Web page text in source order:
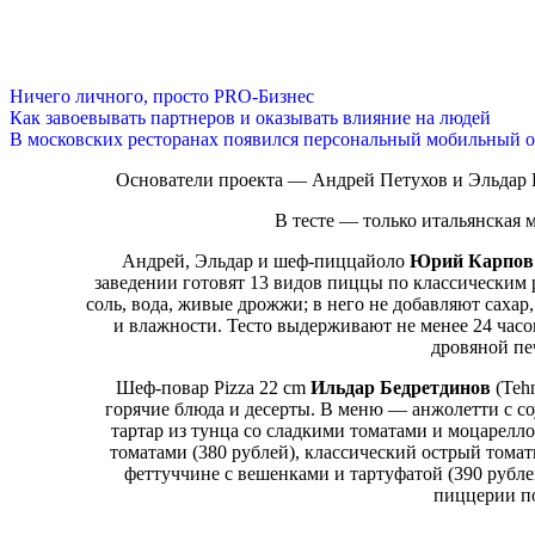
Ничего личного, просто PRO-Бизнес
Как завоевывать партнеров и оказывать влияние на людей
В московских ресторанах появился персональный мобильный
Основатели проекта — Андрей Петухов и Эльдар
В тесте — только
Андрей, Эльдар и шеф-пиццайоло Юрий Карпов
заведении готовят 13 видов пиццы по
соль, вода, живые дрожжи; в него не добавляют
и влажности. Тесто выдерживают не менее 24
дровяной
Шеф-повар Pizza 22 cm Ильдар Бедретдинов
горячие блюда и десерты. В меню — анжолетти с
тартар из тунца со сладкими томатами и
томатами (380 рублей), классический острый
феттуччине с вешенками и тартуфатой (390
пиццерии